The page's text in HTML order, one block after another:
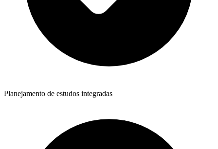
Planejamento de estudos integradas